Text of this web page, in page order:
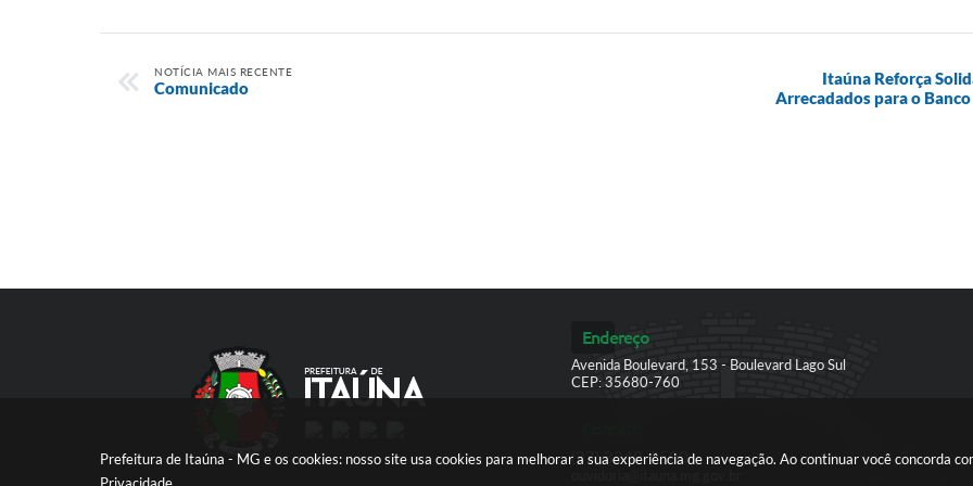
Prefeitura de Itaúna - MG e os cookies: nosso site usa cookies para melhorar a sua experiência de navegação. Ao continuar você concorda
NOTÍCIA MAIS RECENTE
Comunicado
Itaúna Reforça
Arrecadados para o
Endereço
Avenida Boulevard, 153 - Boulevard Lago Sul
CEP: 35680-760
(37) 3249-9500